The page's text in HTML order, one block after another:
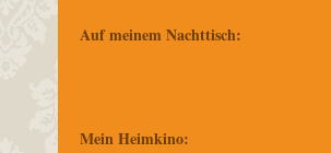
Auf meinem Nachttisch:
Mein Heimkino: